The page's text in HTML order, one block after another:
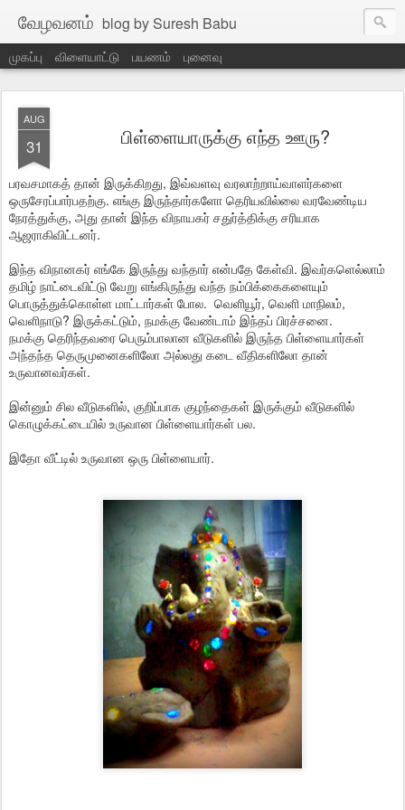
வேழவனம் blog by Suresh Babu
முகப்பு விளையாட்டு பயணம் புனைவு
AUG
31 பிள்ளையாருக்கு எந்த ஊரு?
பரவசமாகத் தான் இருக்கிறது, இவ்வளவு வரலாற்றாய்வாளர்களை
ஒருசேரப்பார்பதற்கு. எங்கு இருந்தார்களோ தெரியவில்லை வரவேண்டிய
நேரத்துக்கு, அது தான் இந்த விநாயகர் சதுர்த்திக்கு சரியாக
ஆஜராகிவிட்டனர்.
இந்த விநானகர் எங்கே இருந்து வந்தார் என்பதே கேள்வி. இவர்களெல்லாம்
தமிழ் நாட்டைவிட்டு வேறு எங்கிருந்து வந்த நம்பிக்கைகளையும்
பொருத்துக்கொள்ள மாட்டார்கள் போல. வெளியூர், வெளி மாநிலம்,
வெளிநாடு? இருக்கட்டும், நமக்கு வேண்டாம் இந்தப் பிரச்சனை.
நமக்கு தெரிந்தவரை பெரும்பாலான வீடுகளில் இருந்த பிள்ளையார்கள்
அந்தந்த தெருமுனைகளிலோ அல்லது கடை வீதிகளிலோ தான்
உருவானவர்கள்.
இன்னும் சில வீடுகளில், குறிப்பாக குழந்தைகள் இருக்கும் வீடுகளில்
கொழுக்கட்டையில் உருவான பிள்ளையார்கள் பல.
இதோ வீட்டில் உருவான ஒரு பிள்ளையார்.